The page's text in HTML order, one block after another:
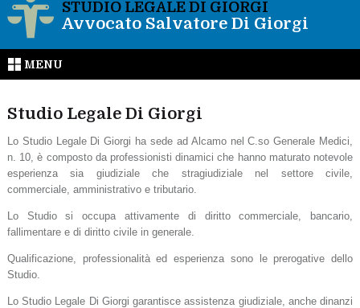
STUDIO LEGALE DI GIORGI
Avvocato Salvatore Di Giorgi
MENU
Studio Legale Di Giorgi
Lo Studio Legale Di Giorgi ha sede ad Alcamo nel C.so Generale Medici,
n. 10, è composto da professionisti dinamici che hanno maturato notevole
esperienza sia giudiziale che stragiudiziale nel settore civile,
commerciale, amministrativo e tributario.
Lo Studio si occupa attivamente di diritto commerciale, bancario,
fallimentare e di diritto civile in generale.
Qualificazione, professionalità ed esperienza sono le prerogative dello
Studio.
Lo Studio Legale Di Giorgi garantisce assistenza giudiziale, anche dinanzi